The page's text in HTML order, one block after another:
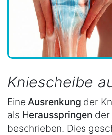
Kniescheibe
Eine Ausrenkung der
als Herausspringen der
beschrieben. Dies